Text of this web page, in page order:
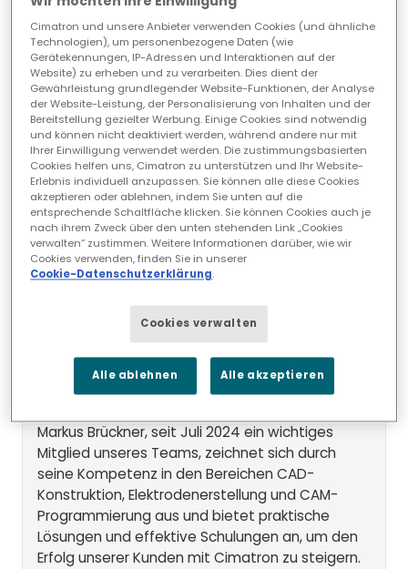
CNC-Effizienz zu optimieren.
Treffen Sie das Team: Markus
Brückner
18.03.2026
Markus Brückner, seit Juli 2024 ein wichtiges
Mitglied unseres Teams, zeichnet sich durch
seine Kompetenz in den Bereichen CAD-
Konstruktion, Elektrodenerstellung und CAM-
Programmierung aus und bietet praktische
Lösungen und effektive Schulungen an, um den
Erfolg unserer Kunden mit Cimatron zu steigern.
Cimatron und unsere Anbieter verwenden Cookies (und ähnliche
Technologien), um personenbezogene Daten (wie
Gerätekennungen, IP-Adressen und Interaktionen auf der
Website) zu erheben und zu verarbeiten. Dies dient der
Gewährleistung grundlegender Website-Funktionen, der Analyse
der Website-Leistung, der Personalisierung von Inhalten und der
Bereitstellung gezielter Werbung. Einige Cookies sind notwendig
und können nicht deaktiviert werden, während andere nur mit
Ihrer Einwilligung verwendet werden. Die zustimmungsbasierten
Cookies helfen uns, Cimatron zu unterstützen und Ihr Website-
Erlebnis individuell anzupassen. Sie können alle diese Cookies
akzeptieren oder ablehnen, indem Sie unten auf die
entsprechende Schaltfläche klicken. Sie können Cookies auch je
nach ihrem Zweck über den unten stehenden Link „Cookies
verwalten“ zustimmen. Weitere Informationen darüber, wie wir
Cookies verwenden, finden Sie in unserer
Cookie-Datenschutzerklärung.
Cookies verwalten
Alle ablehnen Alle akzeptieren